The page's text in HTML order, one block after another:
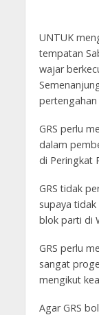
UNTUK
tempatan
wajar
pertengahan
GRS perlu
dalam
di Peringkat
GRS tidak
supaya
blok parti di
GRS perlu
sangat
mengikut
Agar GRS